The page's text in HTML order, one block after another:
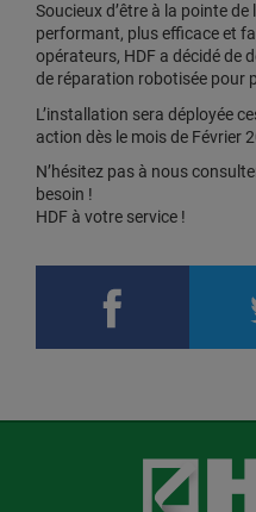
Soucieux d’être à la pointe
performant, plus efficace et
opérateurs, HDF a décidé de
de réparation robotisée pour
L’installation sera déployée
action dès le mois de Février
N’hésitez pas à nous
besoin !
HDF à votre service !